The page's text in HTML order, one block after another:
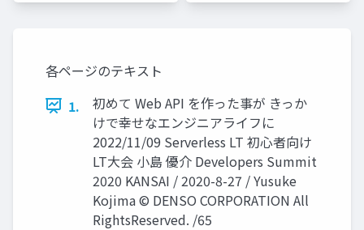
各ページのテキスト
1.
初めて Web API を作った事が きっか
けで幸せなエンジニアライフに
2022/11/09 Serverless LT 初心者向け
LT大会 小島 優介 Developers Summit
2020 KANSAI / 2020-8-27 / Yusuke
Kojima © DENSO CORPORATION All
RightsReserved. /65